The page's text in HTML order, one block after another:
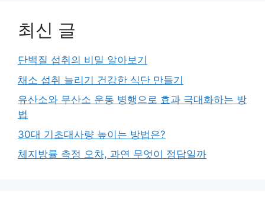
최신 글
단백질 섭취의 비밀 알아보기
채소 섭취 늘리기 건강한 식단 만들기
유산소와 무산소 운동 병행으로 효과 극대화하는 방
법
30대 기초대사량 높이는 방법은?
체지방률 측정 오차, 과연 무엇이 정답일까